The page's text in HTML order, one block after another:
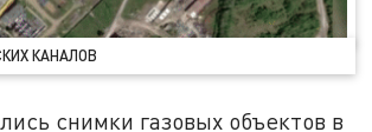
КАНАЛОВ
снимки газовых объектов в